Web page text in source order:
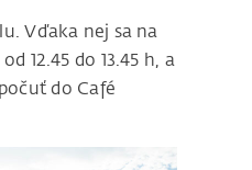
Vďaka nej sa na
12.45 do 13.45 h, a
do Café